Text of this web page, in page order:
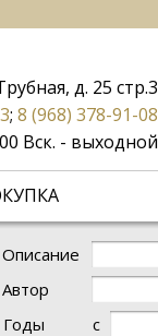
д. 25 стр.3
; 8 (968) 378-91-08
Вск. - выходной
Описание
Автор
Годы
с